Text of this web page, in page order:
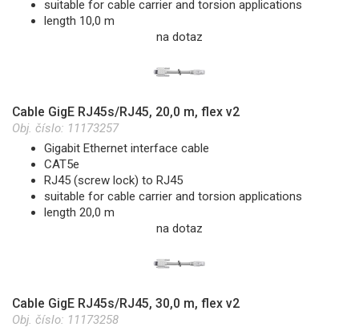
suitable for cable carrier and torsion applications
length 10,0 m
na dotaz
Cable GigE RJ45s/RJ45, 20,0 m, flex v2
Obj. číslo: 11173257
Gigabit Ethernet interface cable
CAT5e
RJ45 (screw lock) to RJ45
suitable for cable carrier and torsion applications
length 20,0 m
na dotaz
Cable GigE RJ45s/RJ45, 30,0 m, flex v2
Obj. číslo: 11173258